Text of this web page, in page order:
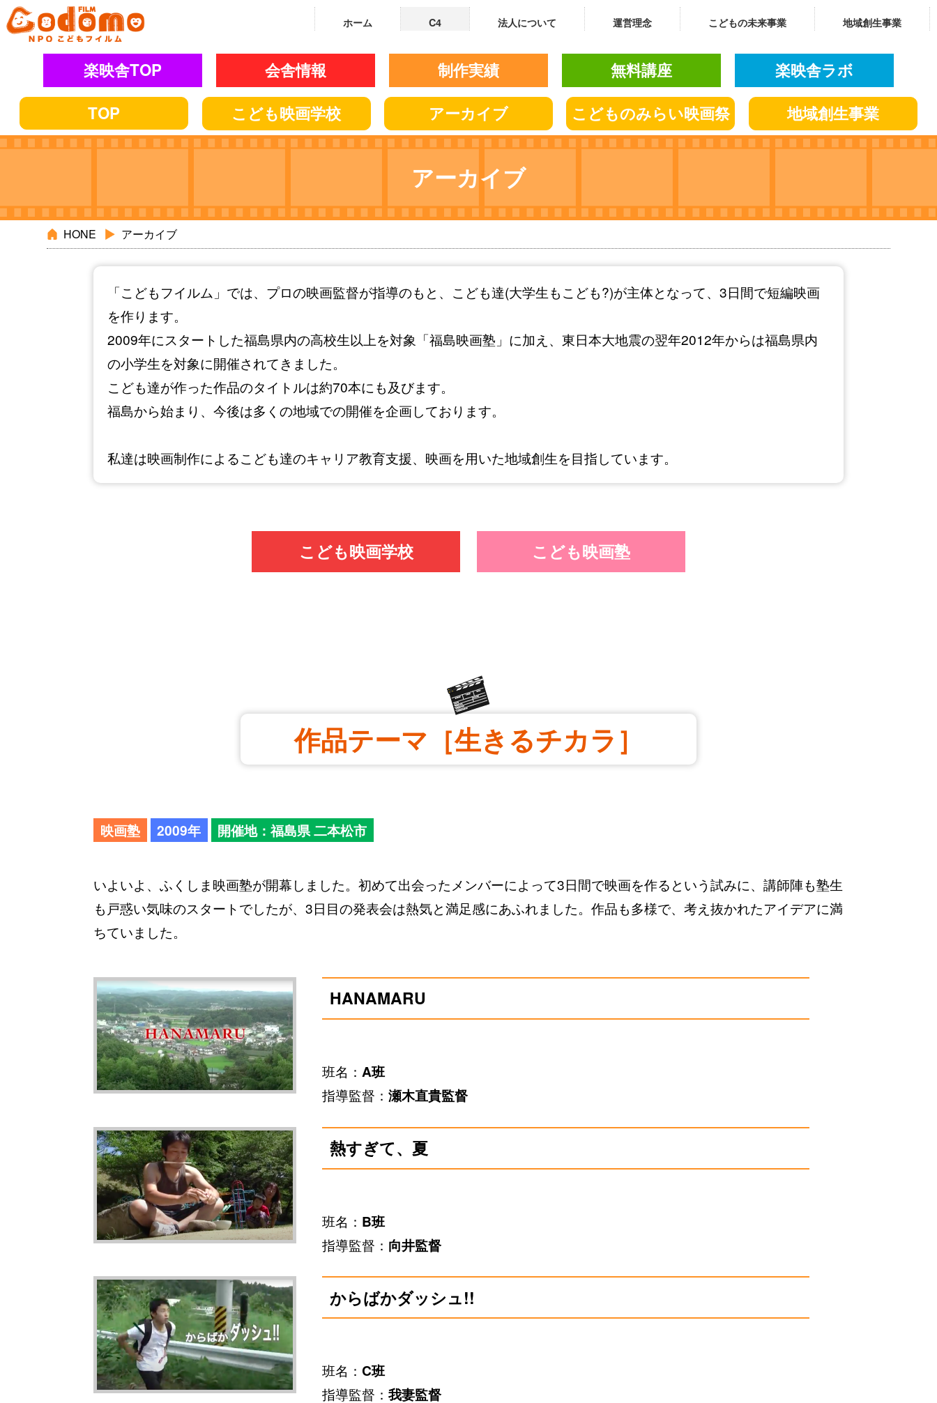
ホーム C4 法人について 運営理念 こどもの未来事業 地域創生事業
楽映舎TOP 会舎情報 制作実績 無料講座
楽映舎ラボ
TOP
こども映画学校 アーカイブ こどものみらい映画祭 地域創生事業
アーカイブ
HONE アーカイブ
「こどもフイルム」では、プロの映画監督が指導のもと、こども達(大学生もこども?)が主体となって、3日間で短編映画
を作ります。
2009年にスタートした福島県内の高校生以上を対象「福島映画塾」に加え、東日本大地震の翌年2012年からは福島県内
の小学生を対象に開催されてきました。
こども達が作った作品のタイトルは約70本にも及びます。
福島から始まり、今後は多くの地域での開催を企画しております。
私達は映画制作によるこども達のキャリア教育支援、映画を用いた地域創生を目指しています。
こども映画学校 こども映画塾
作品テーマ［生きるチカラ］
映画塾 2009年 開催地：福島県 二本松市
いよいよ、ふくしま映画塾が開幕しました。初めて出会ったメンバーによって3日間で映画を作るという試みに、講師陣も塾生
も戸惑い気味のスタートでしたが、3日目の発表会は熱気と満足感にあふれました。作品も多様で、考え抜かれたアイデアに満
ちていました。
HANAMARU
班名： A班
指導監督： 瀬木直貴監督
熱すぎて、夏
班名： B班
指導監督： 向井監督
からばかダッシュ!!
班名： C班
指導監督： 我妻監督